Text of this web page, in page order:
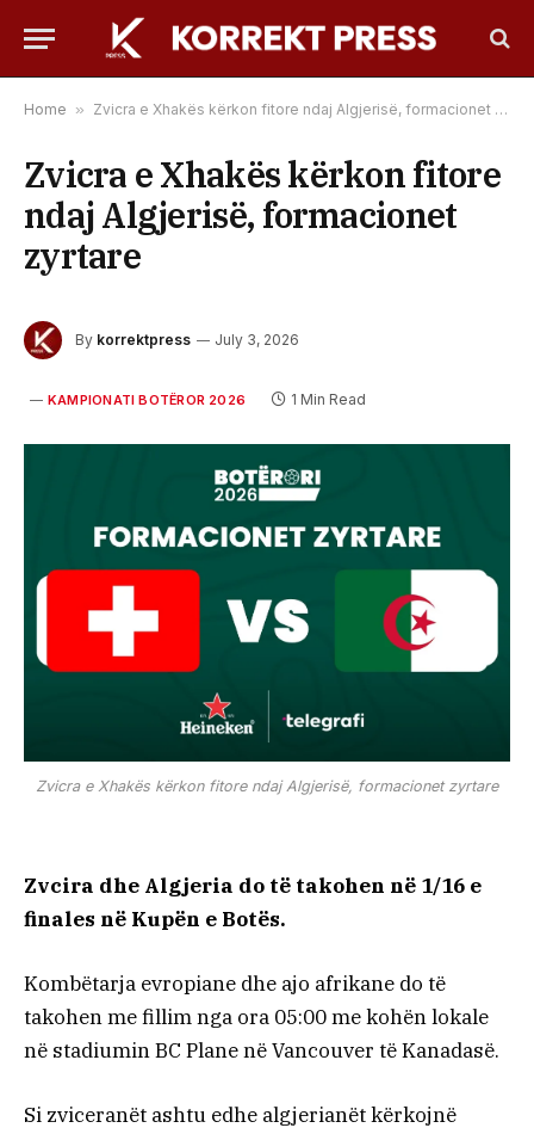
Home » Zvicra e Xhakës kërkon fitore ndaj Algjerisë, formacionet zyrtare
Zvicra e Xhakës kërkon fitore
ndaj Algjerisë, formacionet
zyrtare
By korrektpress July 3, 2026
KAMPIONATI BOTËROR 2026 1 Min Read
Zvicra e Xhakës kërkon fitore ndaj Algjerisë, formacionet zyrtare
Zvcira dhe Algjeria do të takohen në 1/16 e
finales në Kupën e Botës.
Kombëtarja evropiane dhe ajo afrikane do të
takohen me fillim nga ora 05:00 me kohën lokale
në stadiumin BC Plane në Vancouver të Kanadasë.
Si zviceranët ashtu edhe algjerianët kërkojnë